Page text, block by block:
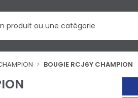
BOUGIE RCJ6Y CHAMPION